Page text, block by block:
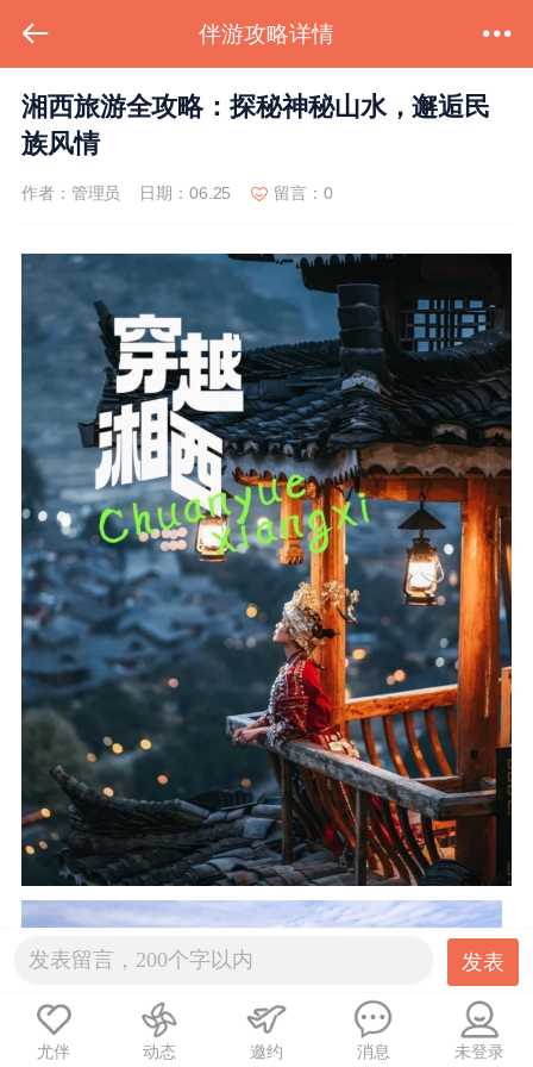
伴游攻略详情
湘西旅游全攻略：探秘神秘山水，邂逅民
族风情
作者：管理员 日期：06.25 留言：0
发表
尤伴 动态 邀约 消息 未登录